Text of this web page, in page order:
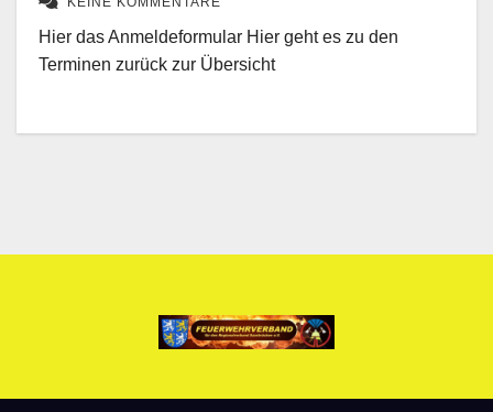
Hier das Anmeldeformular Hier geht es zu den
Terminen zurück zur Übersicht